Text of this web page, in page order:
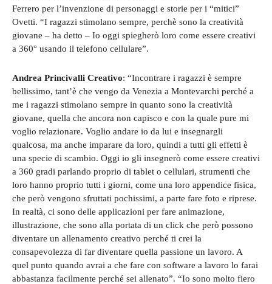
Ferrero per l’invenzione di personaggi e storie per i “mitici”
Ovetti. “I ragazzi stimolano sempre, perchè sono la creatività
giovane – ha detto – Io oggi spiegherò loro come essere creativi
a 360° usando il telefono cellulare”.
Andrea Princivalli Creativo: “Incontrare i ragazzi è sempre
bellissimo, tant’è che vengo da Venezia a Montevarchi perché a
me i ragazzi stimolano sempre in quanto sono la creatività
giovane, quella che ancora non capisco e con la quale pure mi
voglio relazionare. Voglio andare io da lui e insegnargli
qualcosa, ma anche imparare da loro, quindi a tutti gli effetti è
una specie di scambio. Oggi io gli insegnerò come essere creativi
a 360 gradi parlando proprio di tablet o cellulari, strumenti che
loro hanno proprio tutti i giorni, come una loro appendice fisica,
che però vengono sfruttati pochissimi, a parte fare foto e riprese.
In realtà, ci sono delle applicazioni per fare animazione,
illustrazione, che sono alla portata di un click che però possono
diventare un allenamento creativo perché ti crei la
consapevolezza di far diventare quella passione un lavoro. A
quel punto quando avrai a che fare con software a lavoro lo farai
abbastanza facilmente perché sei allenato”. “Io sono molto fiero